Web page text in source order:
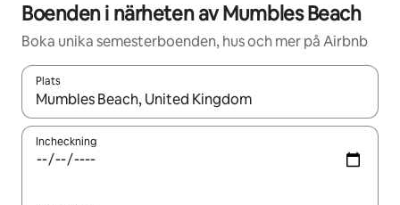
Boenden i närheten av Mumbles Beach
Boka unika semesterboenden, hus och mer på Airbnb
Plats
När resultaten är tillgängliga kan du navigera med upp- och
Incheckning